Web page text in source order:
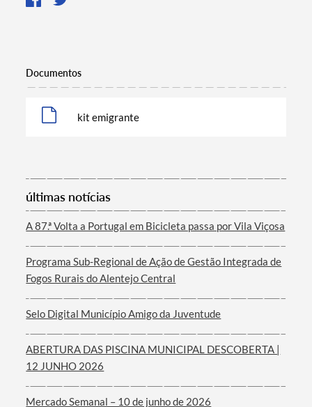
Termo de Pesquisa
Categorias gerais
Documentos
kit emigrante
últimas notícias
A 87.ª Volta a Portugal em Bicicleta passa por Vila Viçosa
Programa Sub-Regional de Ação de Gestão Integrada de
Fogos Rurais do Alentejo Central
Selo Digital Município Amigo da Juventude
ABERTURA DAS PISCINA MUNICIPAL DESCOBERTA |
12 JUNHO 2026
Mercado Semanal – 10 de junho de 2026